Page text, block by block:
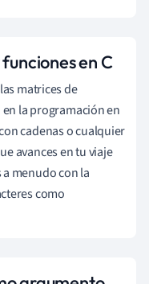
en C
matrices de
la programación en
cadenas o cualquier
avances en tu viaje
menudo con la
como